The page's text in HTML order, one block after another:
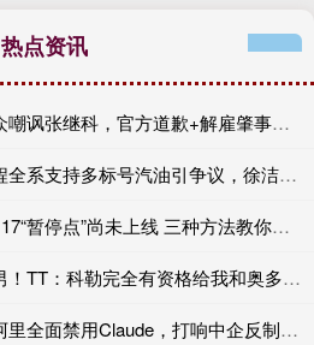
热点资讯
深圳配资开户 俩解说员当众嘲讽张继科，官方道歉+解雇肇事者，有些话不能乱说
正规股票配资公司 小米澎程全系支持多标号汽油引争议，徐洁云：XX
炒股股票配资平台 Android 17“暂停点”尚未上线 三种方法教你提前复制
正规杠杆炒股平台 两个渣男！TT：科勒完全有资格给我和奥多姆一人来上几拳
如何杠杆炒股 彻底拉黑！阿里全面禁用Claude，打响中企反制美国AI“第一枪”